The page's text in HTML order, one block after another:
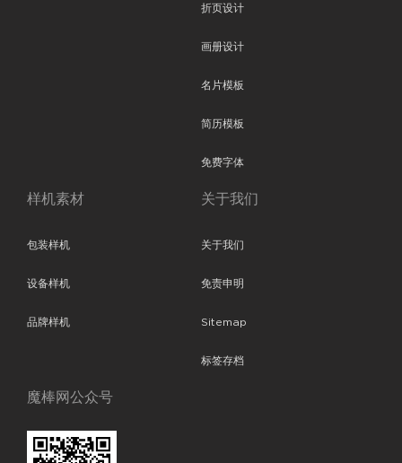
折页设计
画册设计
名片模板
简历模板
免费字体
样机素材
包装样机
设备样机
品牌样机
关于我们
关于我们
免责申明
Sitemap
标签存档
魔棒网公众号